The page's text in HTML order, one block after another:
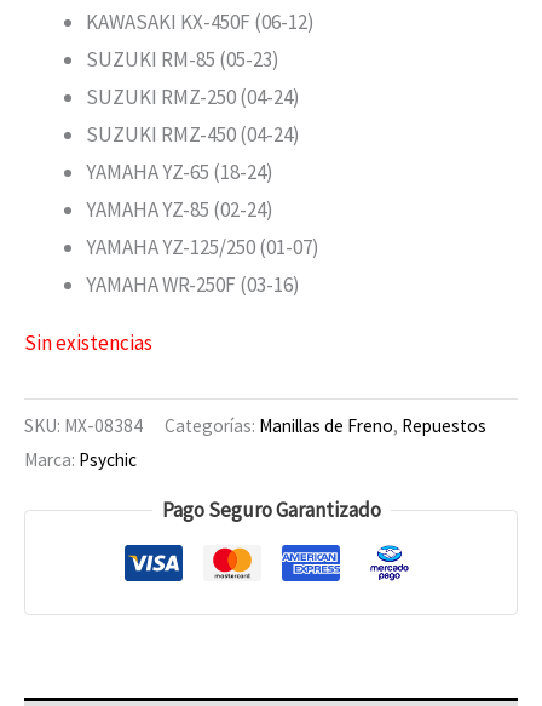
KAWASAKI KX-450F (06-12)
SUZUKI RM-85 (05-23)
SUZUKI RMZ-250 (04-24)
SUZUKI RMZ-450 (04-24)
YAMAHA YZ-65 (18-24)
YAMAHA YZ-85 (02-24)
YAMAHA YZ-125/250 (01-07)
YAMAHA WR-250F (03-16)
Sin existencias
SKU: MX-08384 Categorías: Manillas de Freno, Repuestos
Marca: Psychic
Pago Seguro Garantizado